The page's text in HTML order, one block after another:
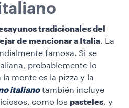
tradicionales del
de mencionar a Italia. La
famosa. Si se
probablemente lo
mente es la pizza y la
italianotambién incluye
como los pasteles, y